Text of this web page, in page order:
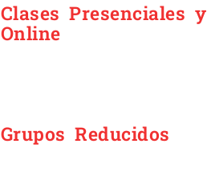
Clases Presenciales y
Online
Grupos Reducidos